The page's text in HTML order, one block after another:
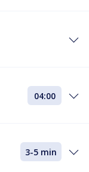
04:00
3-5 min